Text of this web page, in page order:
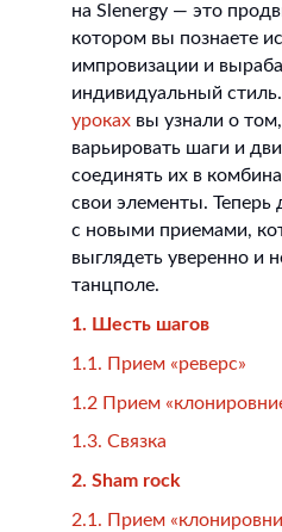
на Slenergy — это
котором вы познаете
импровизации и
индивидуальный
уроках вы узнали о
варьировать шаги и
соединять их в
свои элементы. Теперь
с новыми приемами,
выглядеть уверенно и
танцполе.
1. Шесть шагов
1.1. Прием «реверс»
1.2 Прием
1.3. Связка
2. Sham rock
2.1. Прием